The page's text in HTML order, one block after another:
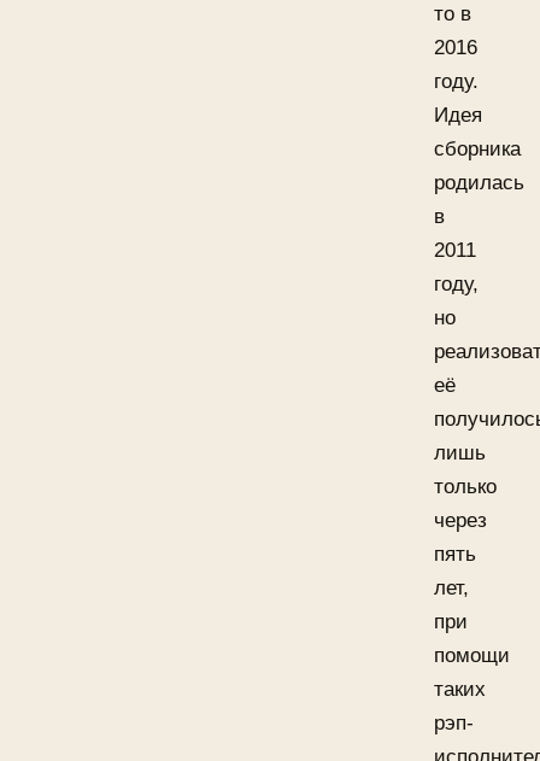
то в
2016
году.
Идея
сборника
родилась
в
2011
году,
но
её
лишь
только
через
пять
лет,
при
помощи
таких
рэп-